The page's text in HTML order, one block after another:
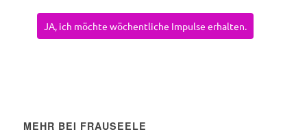
JA, ich möchte wöchentliche Impulse erhalten.
MEHR BEI FRAUSEELE